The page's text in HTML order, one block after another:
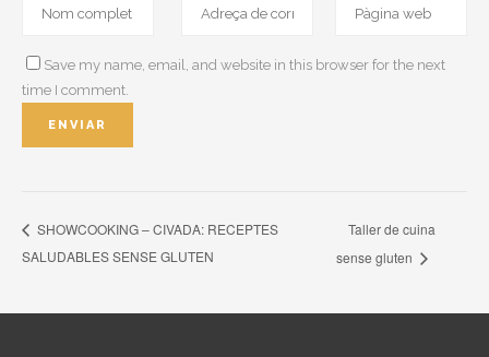
Save my name, email, and website in this browser for the next
time I comment.
SHOWCOOKING – CIVADA: RECEPTES
SALUDABLES SENSE GLUTEN
Taller de cuina
sense gluten